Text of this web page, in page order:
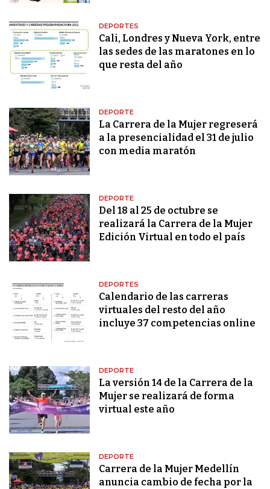
DEPORTES
Cali, Londres y Nueva York, entre
las sedes de las maratones en lo
que resta del año
DEPORTE
La Carrera de la Mujer regreserá
a la presencialidad el 31 de julio
con media maratón
DEPORTE
Del 18 al 25 de octubre se
realizará la Carrera de la Mujer
Edición Virtual en todo el país
DEPORTES
Calendario de las carreras
virtuales del resto del año
incluye 37 competencias online
DEPORTE
La versión 14 de la Carrera de la
Mujer se realizará de forma
virtual este año
DEPORTE
Carrera de la Mujer Medellín
anuncia cambio de fecha por la